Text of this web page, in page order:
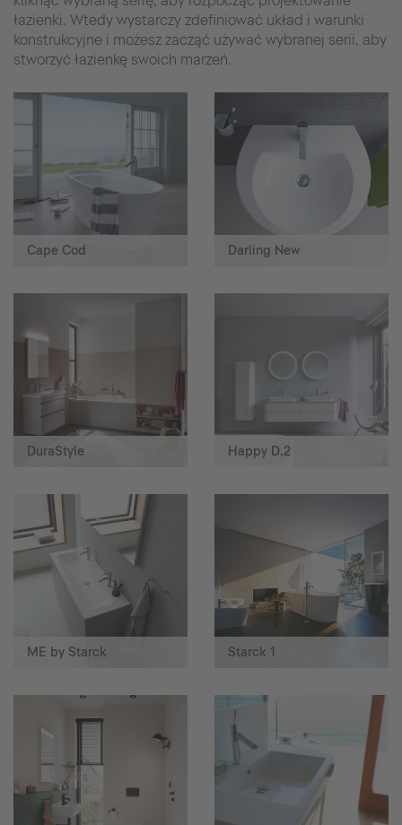
łazienki. Wtedy wystarczy zdefiniować układ i warunki
konstrukcyjne i możesz zacząć używać wybranej serii, aby
stworzyć łazienkę swoich marzeń.
Cape Cod Darling New
DuraStyle Happy D.2
ME by Starck Starck 1